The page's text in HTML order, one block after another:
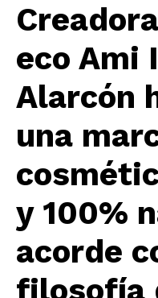
eco Ami
Alarcón
una
y 100%
acorde
filosofía